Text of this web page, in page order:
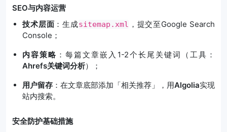
SEO与内容运营
技术层面 ：生成sitemap.xml ，提交至Google Search
Console；
内容策略 ：每篇文章嵌入1-2个长尾关键词（工具：
Ahrefs关键词分析）；
用户留存 ：在文章底部添加「相关推荐」，用Algolia实现
站内搜索。
安全防护基础措施